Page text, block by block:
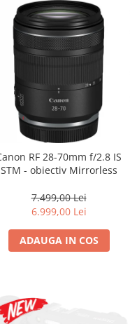
RF 28-70mm f/2.8 IS
STM - obiectiv Mirrorless
7.499,00 Lei
6.999,00 Lei
ADAUGA IN COS